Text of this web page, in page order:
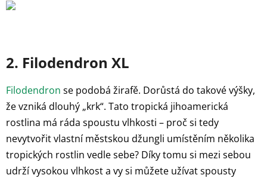
2. Filodendron XL
Filodendron se podobá žirafě. Dorůstá do takové výšky,
že vzniká dlouhý „krk“. Tato tropická jihoamerická
rostlina má ráda spoustu vlhkosti – proč si tedy
nevytvořit vlastní městskou džungli umístěním několika
tropických rostlin vedle sebe? Díky tomu si mezi sebou
udrží vysokou vlhkost a vy si můžete užívat spousty